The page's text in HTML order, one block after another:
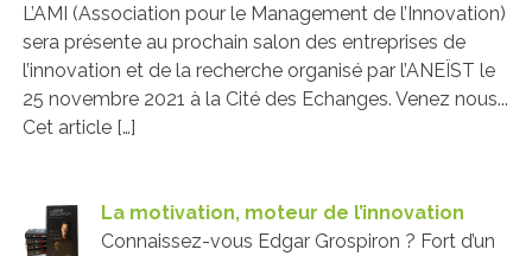
L’AMI (Association pour le Management de l’Innovation)
sera présente au prochain salon des entreprises de
l’innovation et de la recherche organisé par l’ANEÏST le
25 novembre 2021 à la Cité des Echanges. Venez nous...
Cet article […]
La motivation, moteur de l’innovation
Connaissez-vous Edgar Grospiron ? Fort d’un